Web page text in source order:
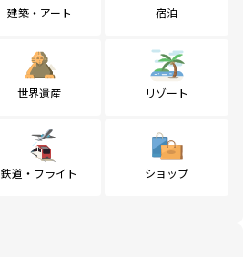
建築・アート 宿泊
世界遺産 リゾート
鉄道・フライト ショップ